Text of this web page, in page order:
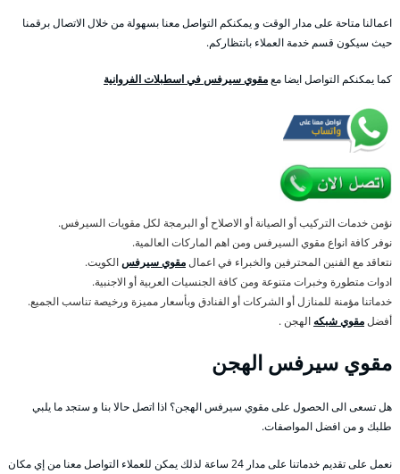
اعمالنا متاحة على مدار الوقت و يمكنكم التواصل معنا بسهولة من خلال الاتصال برقمنا
حيث سيكون قسم خدمة العملاء بانتظاركم.
كما يمكنكم التواصل ايضا معمقوي سيرفس في اسطبلات الفروانية
نؤمن خدمات التركيب أو الصيانة أو الاصلاح أو البرمجة لكل مقويات السيرفس.
نوفر كافة انواع مقوي السيرفس ومن اهم الماركات العالمية.
نتعاقد مع الفنين المحترفين والخبراء في اعمالمقوي سيرفسالكويت.
ادوات متطورة وخبرات متنوعة ومن كافة الجنسيات العربية أو الاجنبية.
خدماتنا مؤمنة للمنازل أو الشركات أو الفنادق وبأسعار مميزة ورخيصة تناسب الجميع.
أفضلمقوي شبكه الهجن .
مقوي سيرفس الهجن
هل تسعى الى الحصول على مقوي سيرفس الهجن؟ اذا اتصل حالا بنا و ستجد ما يلبي
طلبك و من افضل المواصفات.
نعمل على تقديم خدماتنا على مدار 24 ساعة لذلك يمكن للعملاء التواصل معنا من إي مكان